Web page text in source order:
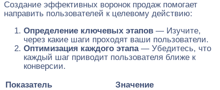
Создание эффективных воронок продаж помогает
направить пользователей к целевому действию:
Определение ключевых этапов — Изучите,
через какие шаги проходят ваши пользователи.
Оптимизация каждого этапа— Убедитесь, что
каждый шаг приводит пользователя ближе к
конверсии.
Показатель
Значение